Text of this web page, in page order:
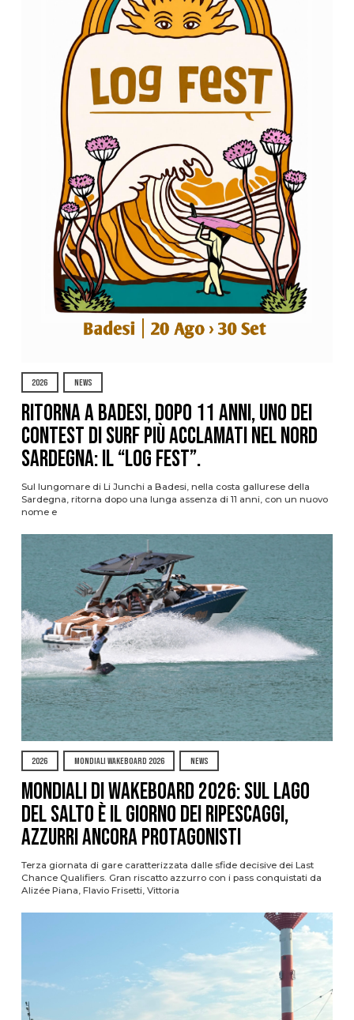
2026 NEWS
Ritorna a Badesi, dopo 11 anni, uno dei
contest di surf più acclamati nel nord
Sardegna: il “Log Fest”.
Sul lungomare di Li Junchi a Badesi, nella costa gallurese della
Sardegna, ritorna dopo una lunga assenza di 11 anni, con un nuovo
nome e
2026 MONDIALI WAKEBOARD 2026 NEWS
Mondiali di Wakeboard 2026: sul Lago
del Salto è il giorno dei ripescaggi,
azzurri ancora protagonisti
Terza giornata di gare caratterizzata dalle sfide decisive dei Last
Chance Qualifiers. Gran riscatto azzurro con i pass conquistati da
Alizée Piana, Flavio Frisetti, Vittoria